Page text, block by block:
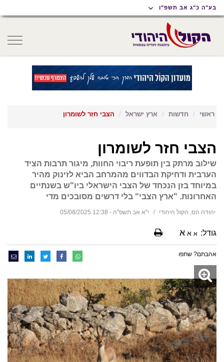
תפריט
נגישות
תפריט
ראשי
תוכן
ראשי
בע"ה כ"ג אב תשפ"ו
ראשי חדשות ארץ ישראל הצבי חזר לשומרון
הצבי חזר לשומרון
שילוב מרתק בין תופעת ריבוי החוות, מיגור תרבות הציד
הערבית ודחיקת הבדווים מהמרחב הביא לזינוק מהיר
במיוחד בזן הנכחד של הצבי הישראלי ביו"ש בשנתיים
האחרונות. "ארץ הצבי" בלי דרשים מסובכים מדי
יהודה הס, הקול היהודי י"א אב תשפ"ה - 12:38 05/08/2025
גודל: א א א
אהבתם? שתפו